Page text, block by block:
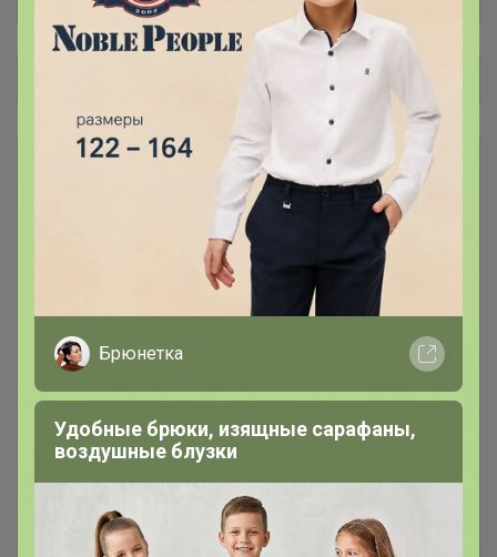
935
Вечерние платья
Белье 425
526
Джинсы
Жакеты
Брюнетка
Удобные брюки, изящные сарафаны,
воздушные блузки